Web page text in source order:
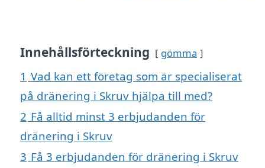
Innehållsförteckning gömma
1 Vad kan ett företag som är specialiserat
på dränering i Skruv hjälpa till med?
2 Få alltid minst 3 erbjudanden för
dränering i Skruv
3 Få 3 erbjudanden för dränering i Skruv